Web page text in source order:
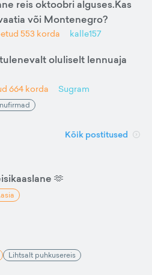
reis oktoobri alguses.Kas
või Montenegro?
553 korda kalle157
oluliselt lennuaja
664 korda Sugram
Kõik postitused
🫶
Lihtsalt puhkusereis